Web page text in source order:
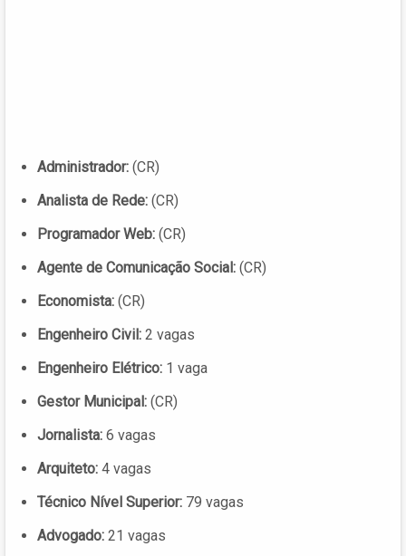
Administrador: (CR)
Analista de Rede: (CR)
Programador Web: (CR)
Agente de Comunicação Social: (CR)
Economista: (CR)
Engenheiro Civil: 2 vagas
Engenheiro Elétrico: 1 vaga
Gestor Municipal: (CR)
Jornalista: 6 vagas
Arquiteto: 4 vagas
Técnico Nível Superior: 79 vagas
Advogado: 21 vagas